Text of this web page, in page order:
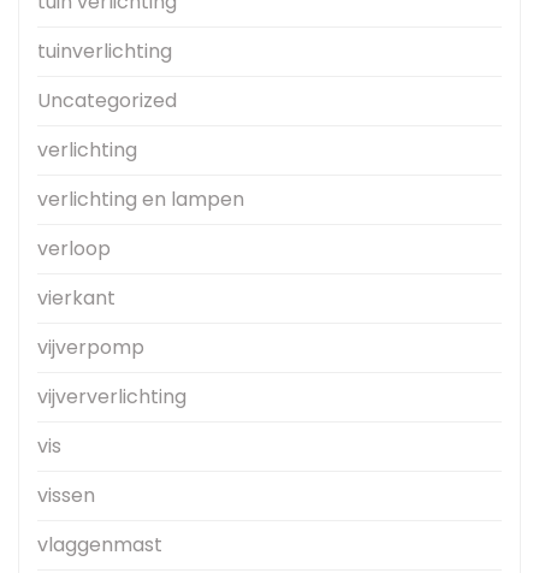
tuinverlichting
Uncategorized
verlichting
verlichting en lampen
verloop
vierkant
vijverpomp
vijververlichting
vis
vissen
vlaggenmast